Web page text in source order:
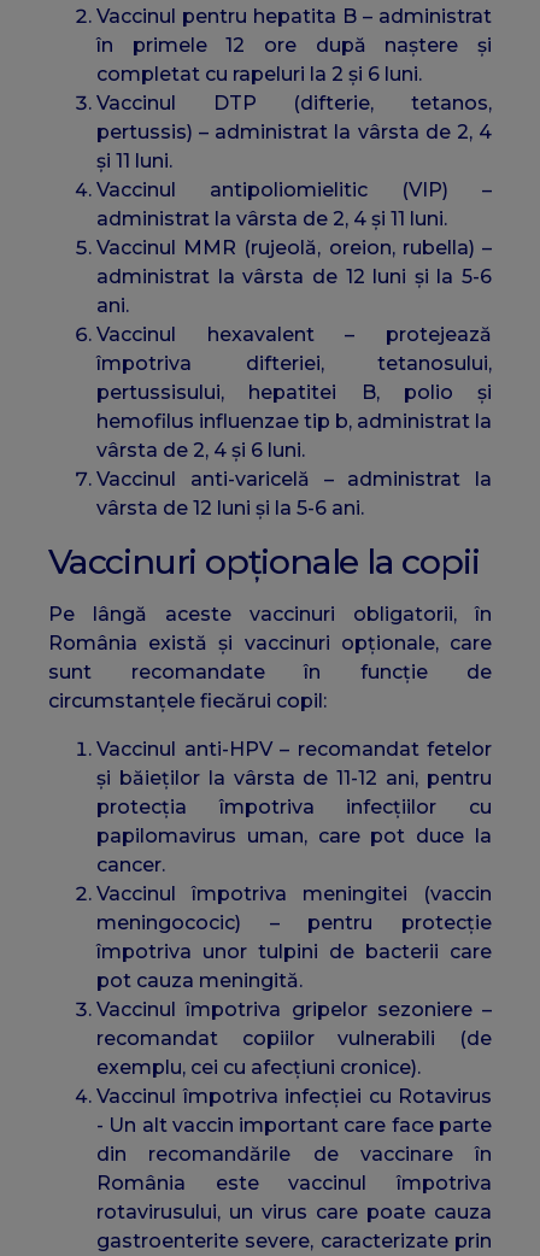
Vaccinul pentru hepatita B – administrat
în primele 12 ore după naștere și
completat cu rapeluri la 2 și 6 luni.
Vaccinul DTP (difterie, tetanos,
pertussis) – administrat la vârsta de 2, 4
și 11 luni.
Vaccinul antipoliomielitic (VIP) –
administrat la vârsta de 2, 4 și 11 luni.
Vaccinul MMR (rujeolă, oreion, rubella) –
administrat la vârsta de 12 luni și la 5-6
ani.
Vaccinul hexavalent – protejează
împotriva difteriei, tetanosului,
pertussisului, hepatitei B, polio și
hemofilus influenzae tip b, administrat la
vârsta de 2, 4 și 6 luni.
Vaccinul anti-varicelă – administrat la
vârsta de 12 luni și la 5-6 ani.
Vaccinuri opționale la copii
Pe lângă aceste vaccinuri obligatorii, în
România există și vaccinuri opționale, care
sunt recomandate în funcție de
circumstanțele fiecărui copil:
Vaccinul anti-HPV – recomandat fetelor
și băieților la vârsta de 11-12 ani, pentru
protecția împotriva infecțiilor cu
papilomavirus uman, care pot duce la
cancer.
Vaccinul împotriva meningitei (vaccin
meningococic) – pentru protecție
împotriva unor tulpini de bacterii care
pot cauza meningită.
Vaccinul împotriva gripelor sezoniere –
recomandat copiilor vulnerabili (de
exemplu, cei cu afecțiuni cronice).
Vaccinul împotriva infecției cu Rotavirus
- Un alt vaccin important care face parte
din recomandările de vaccinare în
România este vaccinul împotriva
rotavirusului, un virus care poate cauza
gastroenterite severe, caracterizate prin